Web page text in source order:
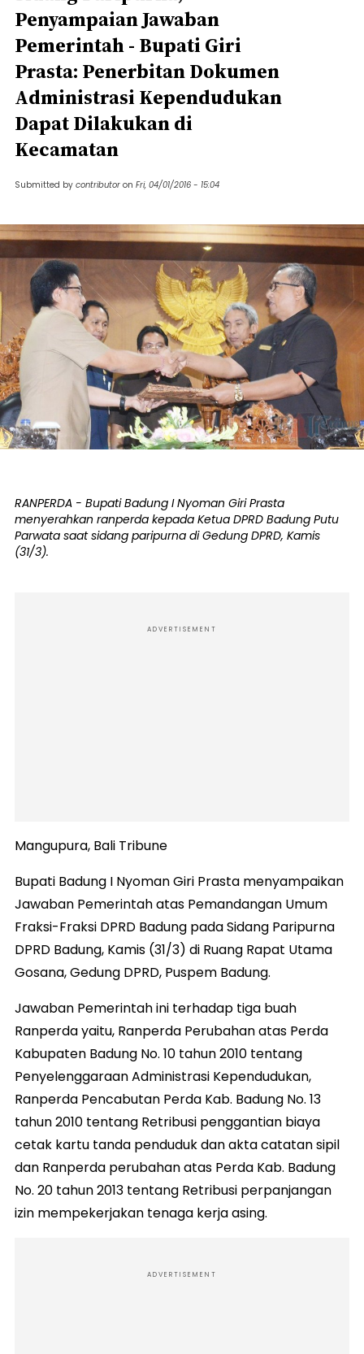
Penyampaian Jawaban
Pemerintah - Bupati Giri
Prasta: Penerbitan Dokumen
Administrasi Kependudukan
Dapat Dilakukan di
Kecamatan
Submitted by contributor on Fri, 04/01/2016 - 15:04
RANPERDA - Bupati Badung I Nyoman Giri Prasta
menyerahkan ranperda kepada Ketua DPRD Badung Putu
Parwata saat sidang paripurna di Gedung DPRD, Kamis
(31/3).
ADVERTISEMENT
Mangupura, Bali Tribune
Bupati Badung I Nyoman Giri Prasta menyampaikan
Jawaban Pemerintah atas Pemandangan Umum
Fraksi-Fraksi DPRD Badung pada Sidang Paripurna
DPRD Badung, Kamis (31/3) di Ruang Rapat Utama
Gosana, Gedung DPRD, Puspem Badung.
Jawaban Pemerintah ini terhadap tiga buah
Ranperda yaitu, Ranperda Perubahan atas Perda
Kabupaten Badung No. 10 tahun 2010 tentang
Penyelenggaraan Administrasi Kependudukan,
Ranperda Pencabutan Perda Kab. Badung No. 13
tahun 2010 tentang Retribusi penggantian biaya
cetak kartu tanda penduduk dan akta catatan sipil
dan Ranperda perubahan atas Perda Kab. Badung
No. 20 tahun 2013 tentang Retribusi perpanjangan
izin mempekerjakan tenaga kerja asing.
ADVERTISEMENT